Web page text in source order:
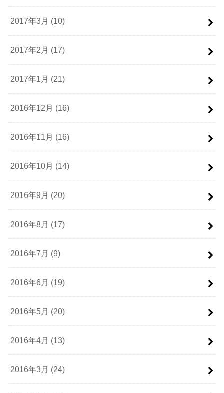
2017年3月 (10)
2017年2月 (17)
2017年1月 (21)
2016年12月 (16)
2016年11月 (16)
2016年10月 (14)
2016年9月 (20)
2016年8月 (17)
2016年7月 (9)
2016年6月 (19)
2016年5月 (20)
2016年4月 (13)
2016年3月 (24)